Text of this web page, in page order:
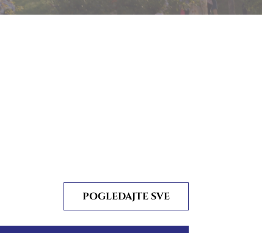
POGLEDAJTE SVE